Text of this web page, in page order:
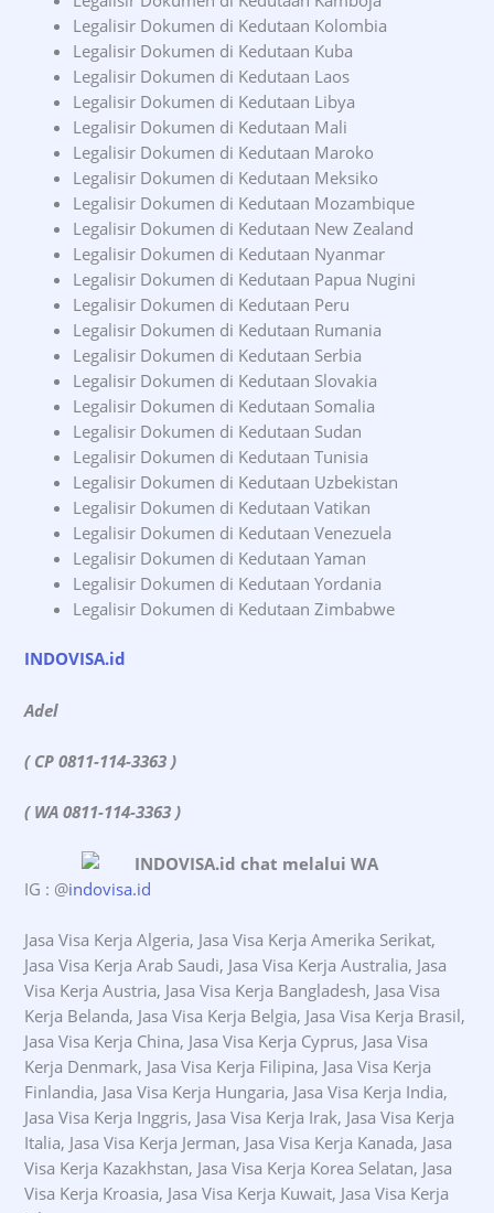
Legalisir Dokumen di Kedutaan Kolombia
Legalisir Dokumen di Kedutaan Kuba
Legalisir Dokumen di Kedutaan Laos
Legalisir Dokumen di Kedutaan Libya
Legalisir Dokumen di Kedutaan Mali
Legalisir Dokumen di Kedutaan Maroko
Legalisir Dokumen di Kedutaan Meksiko
Legalisir Dokumen di Kedutaan Mozambique
Legalisir Dokumen di Kedutaan New Zealand
Legalisir Dokumen di Kedutaan Nyanmar
Legalisir Dokumen di Kedutaan Papua Nugini
Legalisir Dokumen di Kedutaan Peru
Legalisir Dokumen di Kedutaan Rumania
Legalisir Dokumen di Kedutaan Serbia
Legalisir Dokumen di Kedutaan Slovakia
Legalisir Dokumen di Kedutaan Somalia
Legalisir Dokumen di Kedutaan Sudan
Legalisir Dokumen di Kedutaan Tunisia
Legalisir Dokumen di Kedutaan Uzbekistan
Legalisir Dokumen di Kedutaan Vatikan
Legalisir Dokumen di Kedutaan Venezuela
Legalisir Dokumen di Kedutaan Yaman
Legalisir Dokumen di Kedutaan Yordania
Legalisir Dokumen di Kedutaan Zimbabwe
INDOVISA.id
Adel
( CP 0811-114-3363 )
( WA 0811-114-3363 )
IG : @indovisa.id
Jasa Visa Kerja Algeria, Jasa Visa Kerja Amerika Serikat,
Jasa Visa Kerja Arab Saudi, Jasa Visa Kerja Australia, Jasa
Visa Kerja Austria, Jasa Visa Kerja Bangladesh, Jasa Visa
Kerja Belanda, Jasa Visa Kerja Belgia, Jasa Visa Kerja Brasil,
Jasa Visa Kerja China, Jasa Visa Kerja Cyprus, Jasa Visa
Kerja Denmark, Jasa Visa Kerja Filipina, Jasa Visa Kerja
Finlandia, Jasa Visa Kerja Hungaria, Jasa Visa Kerja India,
Jasa Visa Kerja Inggris, Jasa Visa Kerja Irak, Jasa Visa Kerja
Italia, Jasa Visa Kerja Jerman, Jasa Visa Kerja Kanada, Jasa
Visa Kerja Kazakhstan, Jasa Visa Kerja Korea Selatan, Jasa
Visa Kerja Kroasia, Jasa Visa Kerja Kuwait, Jasa Visa Kerja